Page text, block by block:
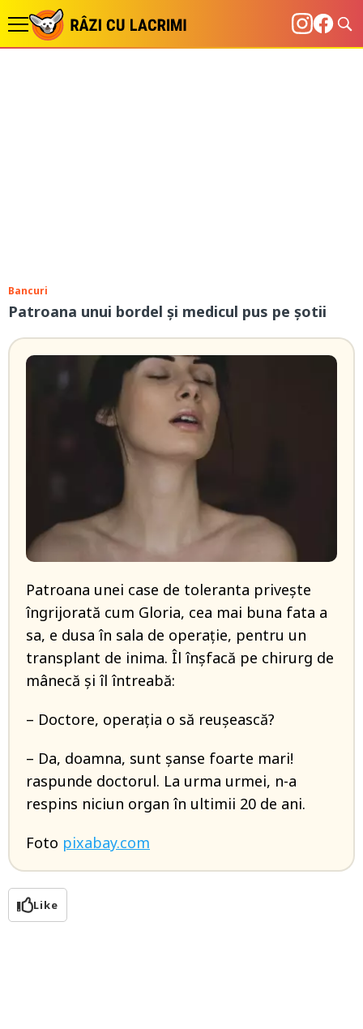
Bancuri
Patroana unui bordel și medicul pus pe șotii
Patroana unei case de toleranta privește
îngrijorată cum Gloria, cea mai buna fata a
sa, e dusa în sala de operație, pentru un
transplant de inima. Îl înșfacă pe chirurg de
mânecă și îl întreabă:
– Doctore, operația o să reușească?
– Da, doamna, sunt șanse foarte mari!
raspunde doctorul. La urma urmei, n-a
respins niciun organ în ultimii 20 de ani.
Foto pixabay.com
Like